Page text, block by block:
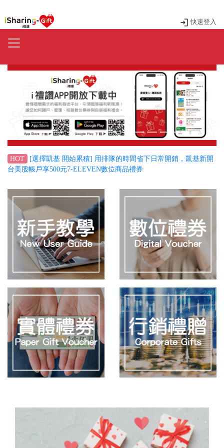
快速登入
Previous Next
HOT
[選擇凱基 開始累積] 用排隊的時間省下日常開銷，凱基新開
台美股帳戶享500元7-ELEVEN數位商品禮券